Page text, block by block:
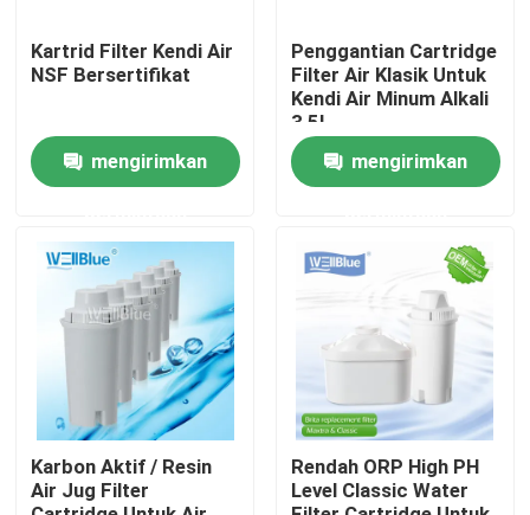
Produk
Maxtra Water Pitcher
botol air alkali
Filter Air Alkaline
Kartrid Filter Air Klasik
Kartrid Filter Kendi Air
NSF Bersertifikat
mengirimkan
Penggantian Cartridge
Filter Air Klasik Untuk
Kendi Air Minum Alkali
3,5L
mengirimkan
Karbon Aktif / Resin
Air Jug Filter
Rendah ORP High PH
Level Classic Water